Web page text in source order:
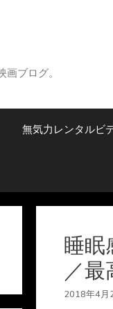
ブログ。
無気力レンタルビ
睡眠
／最
2018年4月